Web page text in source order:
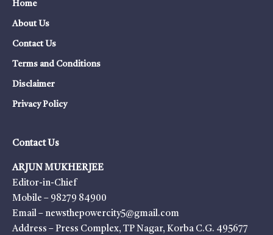
Home
About Us
Contact Us
Terms and Conditions
Disclaimer
Privacy Policy
Contact Us
ARJUN MUKHERJEE
Editor-in-Chief
Mobile – 98279 84900
Email – newsthepowercity5@gmail.com
Address – Press Complex, TP Nagar, Korba C.G. 495677